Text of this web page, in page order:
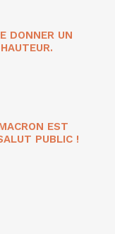
DONNER UN
EST
PUBLIC !